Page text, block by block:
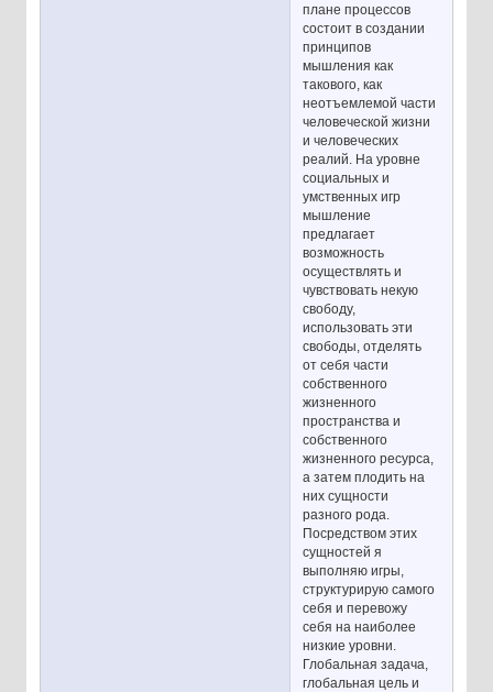
плане процессов
состоит в создании
принципов
мышления как
такового, как
неотъемлемой части
человеческой жизни
и человеческих
реалий. На уровне
социальных и
умственных игр
мышление
предлагает
возможность
осуществлять и
чувствовать некую
свободу,
использовать эти
свободы, отделять
от себя части
собственного
жизненного
пространства и
собственного
жизненного ресурса,
а затем плодить на
них сущности
разного рода.
Посредством этих
сущностей я
выполняю игры,
структурирую самого
себя и перевожу
себя на наиболее
низкие уровни.
Глобальная задача,
глобальная цель и